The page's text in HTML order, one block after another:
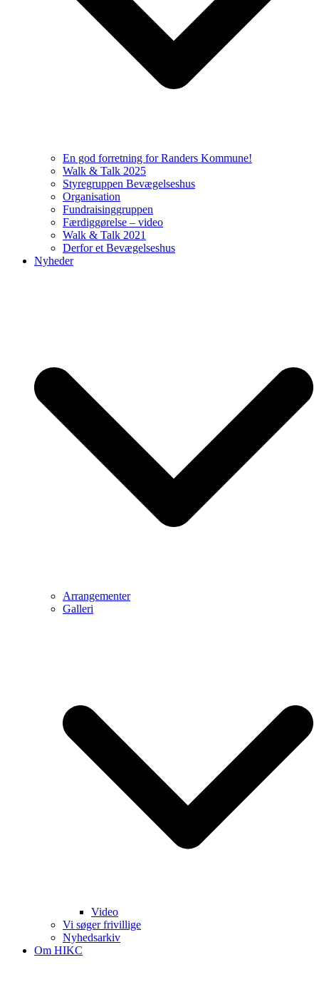
En god forretning for Randers Kommune!
Walk & Talk 2025
Styregruppen Bevægelseshus
Organisation
Fundraisinggruppen
Færdiggørelse – video
Walk & Talk 2021
Derfor et Bevægelseshus
Nyheder
Arrangementer
Galleri
Video
Vi søger frivillige
Nyhedsarkiv
Om HIKC